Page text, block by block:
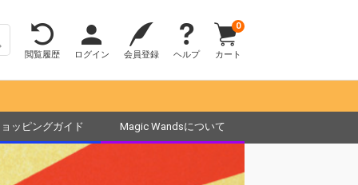
閲覧履歴 ログイン 会員登録 ヘルプ カート
0
ッピングガイド Magic Wandsについて